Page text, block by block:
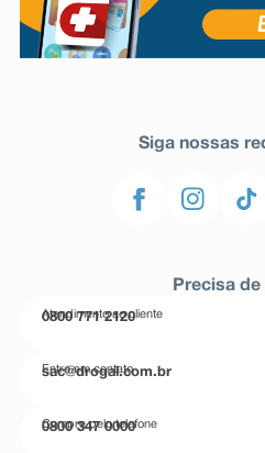
Siga nossas
Precisa de
Atendimento ao cliente
0800 771 2120
Entre em contato
sac@drogal.com.br
Compre pelo telefone
0800 347 0000